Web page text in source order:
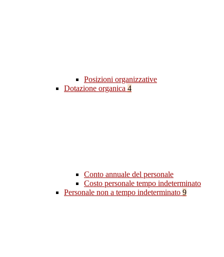
Posizioni organizzative
Dotazione organica 4
Conto annuale del personale
Costo personale tempo indeterminato
Personale non a tempo indeterminato 9